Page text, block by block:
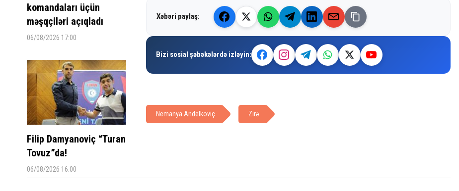
komandaları üçün
məşqçiləri açıqladı
06/08/2026 17:00
Filip Damyanoviç “Turan
Tovuz”da!
06/08/2026 16:00
Xəbəri paylaş:
Bizi sosial şəbəkələrdə izləyin:
Nemanya Andelkoviç Zirə